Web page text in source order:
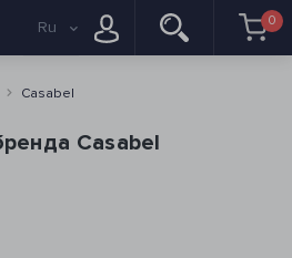
Ru 0
Casabel
Casabel